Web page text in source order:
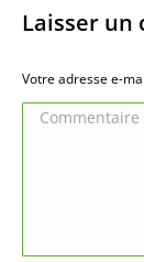
Laisser un
Votre adresse e-
Commentaire